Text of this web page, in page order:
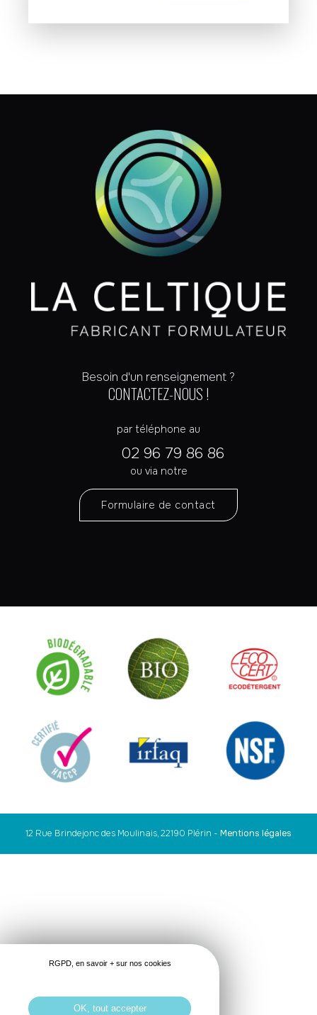
Besoin d'un renseignement ?
CONTACTEZ-NOUS !
par téléphone au
02 96 79 86 86
ou via notre
Formulaire de contact
12 Rue Brindejonc des Moulinais, 22190 Plérin - Mentions légales
RGPD, en savoir + sur nos cookies
OK, tout accepter